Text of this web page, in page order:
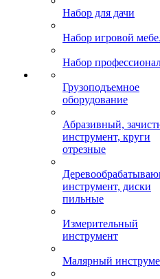
Набор для дачи
Набор игровой
Набор
Грузоподъемное
оборудование
Абразивный,
инструмент, круги
отрезные
инструмент, диски
пильные
Измерительный
инструмент
Малярный